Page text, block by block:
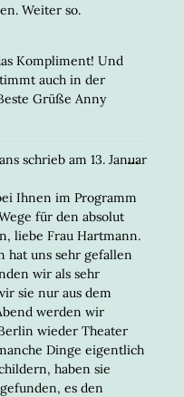
Weiter so.
Kompliment! Und
auch in der
Grüße Anny
schrieb am 13. Januar
Ihnen im Programm
für den absolut
liebe Frau Hartmann.
hat uns sehr gefallen
wir als sehr
sie nur aus dem
werden wir
wieder Theater
Dinge eigentlich
haben sie
es den
...DIESE